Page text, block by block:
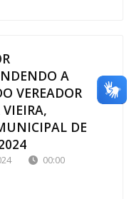
A
VEREADOR
DE
00:00